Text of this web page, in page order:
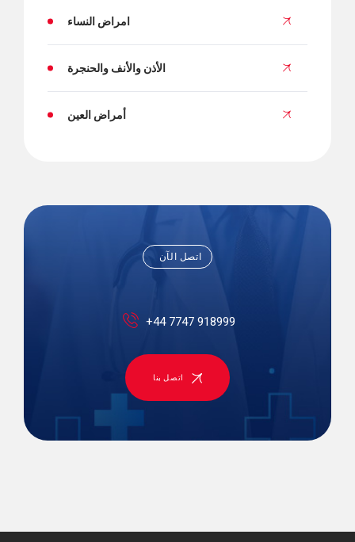
امراض النساء
الأذن والأنف والحنجرة
أمراض العين
اتصل الآن
+44 7747 918999
اتصل بنا